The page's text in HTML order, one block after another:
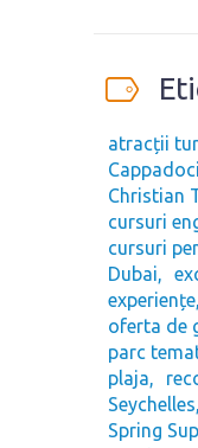
atracții
Christian
cursuri
cursuri
Dubai
experiențe
oferta de
parc
plaja
Seychelles
Spring